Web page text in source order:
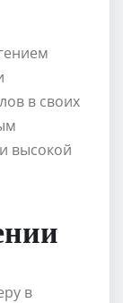
в своих
высокой
в